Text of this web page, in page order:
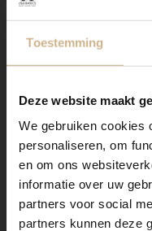
Toestemming
Deze website maakt
We gebruiken cookies
personaliseren, om
en om ons
informatie over uw
partners voor social
partners kunnen deze
Onze stalen
Old BASICS! Dit
vrijwel elke
worden nabesteld.